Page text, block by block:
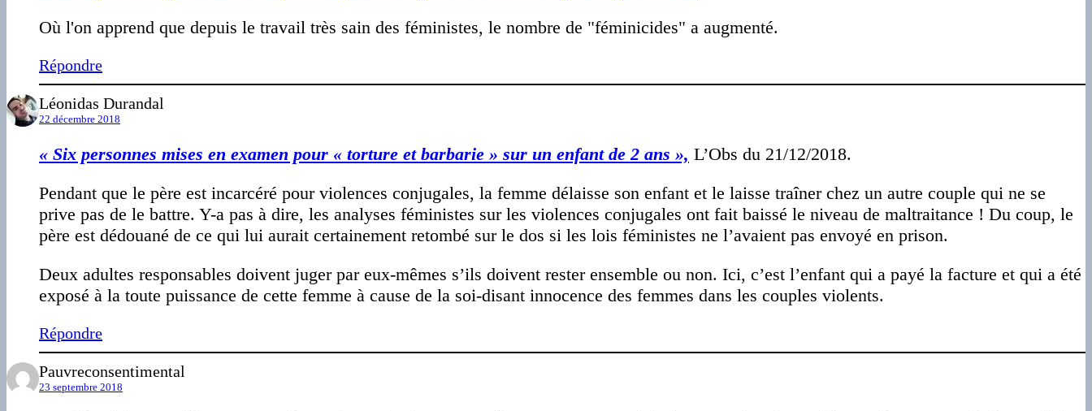
Où l'on apprend que depuis le travail très sain des féministes, le nombre de "féminicides" a augmenté.
Répondre
Léonidas Durandal
22 décembre 2018
« Six personnes mises en examen pour « torture et barbarie » sur un enfant de 2 ans », L’Obs du 21/12/2018.
Pendant que le père est incarcéré pour violences conjugales, la femme délaisse son enfant et le laisse traîner chez un autre couple qui ne se
prive pas de le battre. Y-a pas à dire, les analyses féministes sur les violences conjugales ont fait baissé le niveau de maltraitance ! Du coup, le
père est dédouané de ce qui lui aurait certainement retombé sur le dos si les lois féministes ne l’avaient pas envoyé en prison.
Deux adultes responsables doivent juger par eux-mêmes s’ils doivent rester ensemble ou non. Ici, c’est l’enfant qui a payé la facture et qui a été
exposé à la toute puissance de cette femme à cause de la soi-disant innocence des femmes dans les couples violents.
Répondre
Pauvreconsentimental
23 septembre 2018